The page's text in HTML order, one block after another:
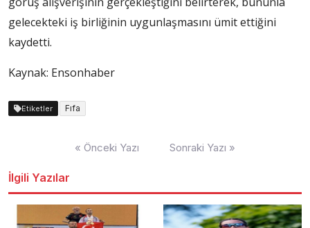
gelecekteki iş birliğinin uygunlaşmasını ümit ettiğini
kaydetti.
Kaynak: Ensonhaber
Etiketler Fıfa
« Önceki Yazı Sonraki Yazı »
İlgili Yazılar